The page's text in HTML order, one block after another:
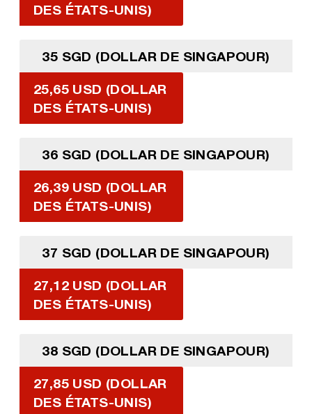
DES ÉTATS-UNIS)
35 SGD (DOLLAR DE SINGAPOUR)
25,65 USD (DOLLAR
DES ÉTATS-UNIS)
36 SGD (DOLLAR DE SINGAPOUR)
26,39 USD (DOLLAR
DES ÉTATS-UNIS)
37 SGD (DOLLAR DE SINGAPOUR)
27,12 USD (DOLLAR
DES ÉTATS-UNIS)
38 SGD (DOLLAR DE SINGAPOUR)
27,85 USD (DOLLAR
DES ÉTATS-UNIS)